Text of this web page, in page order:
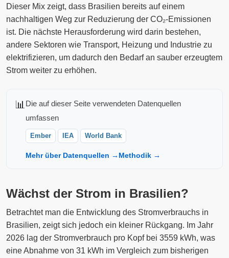
Dieser Mix zeigt, dass Brasilien bereits auf einem
nachhaltigen Weg zur Reduzierung der CO₂-Emissionen
ist. Die nächste Herausforderung wird darin bestehen,
andere Sektoren wie Transport, Heizung und Industrie zu
elektrifizieren, um dadurch den Bedarf an sauber erzeugtem
Strom weiter zu erhöhen.
📊 Die auf dieser Seite verwendeten Datenquellen
umfassen
Ember IEA World Bank
Mehr über Datenquellen → Methodik →
Wächst der Strom in Brasilien?
Betrachtet man die Entwicklung des Stromverbrauchs in
Brasilien, zeigt sich jedoch ein kleiner Rückgang. Im Jahr
2026 lag der Stromverbrauch pro Kopf bei 3559 kWh, was
eine Abnahme von 31 kWh im Vergleich zum bisherigen